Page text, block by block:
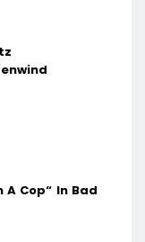
A Cop“ In Bad